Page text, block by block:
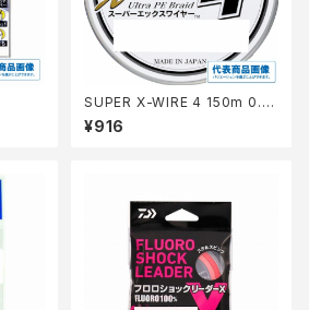
SUPER X-WIRE 4 150m 0.6
号 S シルバー【継続セール_仕
掛】
¥916